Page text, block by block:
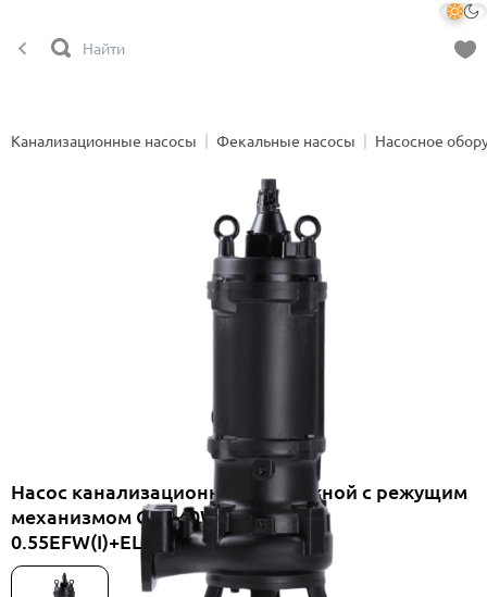
Канализационные насосы Фекальные насосы Насосное
Насос канализационный погружной с режущим
механизмом CNP 40WQ10-7-
0.55EFW(I)+ELB40WQ